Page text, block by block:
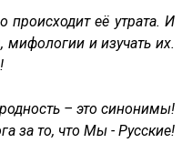
происходит её утрата. И
и изучать их.
– это синонимы!
за то, что Мы - Русские!